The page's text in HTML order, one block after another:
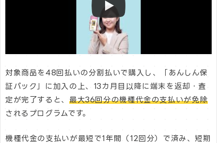
対象商品を48回払いの分割払いで購入し、「あんしん保
証パック」に加入の上、13カ月目以降に端末を返却・査
定が完了すると、 最大36回分の機種代金の支払いが免除
されるプログラムです。
機種代金の支払いが最短で1年間（12回分）で済み、短期